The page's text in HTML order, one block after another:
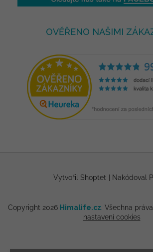
OVĚŘENO NAŠIMI
Vytvořil Shoptet Nakódoval
Copyright 2026 Himalife.cz. Všechna
nastavení cookies